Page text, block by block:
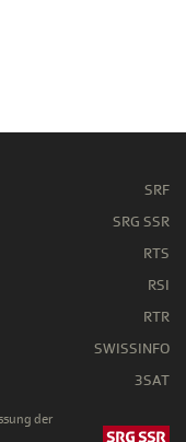
SRF
SRG SSR
RTS
RSI
RTR
SWISSINFO
3SAT
der